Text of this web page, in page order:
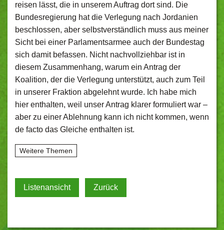
reisen lässt, die in unserem Auftrag dort sind. Die
Bundesregierung hat die Verlegung nach Jordanien
beschlossen, aber selbstverständlich muss aus meiner
Sicht bei einer Parlamentsarmee auch der Bundestag
sich damit befassen. Nicht nachvollziehbar ist in
diesem Zusammenhang, warum ein Antrag der
Koalition, der die Verlegung unterstützt, auch zum Teil
in unserer Fraktion abgelehnt wurde. Ich habe mich
hier enthalten, weil unser Antrag klarer formuliert war –
aber zu einer Ablehnung kann ich nicht kommen, wenn
de facto das Gleiche enthalten ist.
Weitere Themen
Listenansicht Zurück